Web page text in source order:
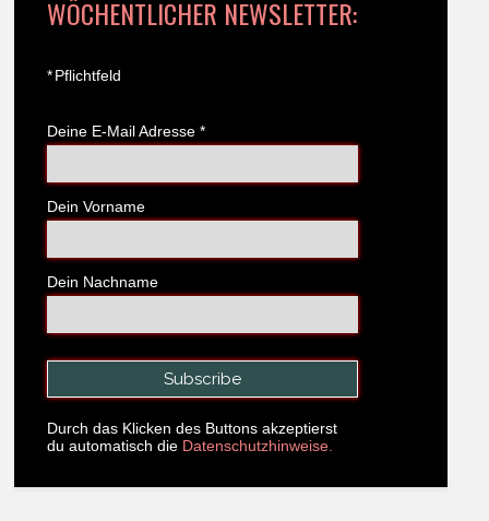
WÖCHENTLICHER NEWSLETTER:
*Pflichtfeld
Deine E-Mail Adresse *
Dein Vorname
Dein Nachname
Durch das Klicken des Buttons akzeptierst
du automatisch die Datenschutzhinweise.